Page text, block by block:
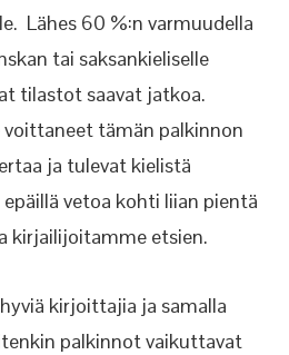
Lähes 60 %:n varmuudella
tai saksankieliselle
tilastot saavat jatkoa.
tämän palkinnon
ja tulevat kielistä
vetoa kohti liian pientä
kirjailijoitamme etsien.
kirjoittajia ja samalla
palkinnot vaikuttavat